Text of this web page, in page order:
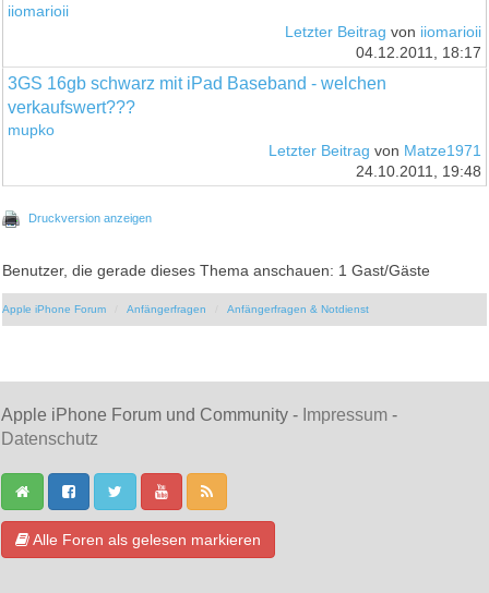
iiomarioii
Letzter Beitrag von iiomarioii
04.12.2011, 18:17
3GS 16gb schwarz mit iPad Baseband - welchen
verkaufswert???
mupko
Letzter Beitrag von Matze1971
24.10.2011, 19:48
Druckversion anzeigen
Benutzer, die gerade dieses Thema anschauen: 1 Gast/Gäste
Apple iPhone Forum Anfängerfragen Anfängerfragen & Notdienst
Apple iPhone Forum und Community - Impressum -
Datenschutz
Alle Foren als gelesen markieren